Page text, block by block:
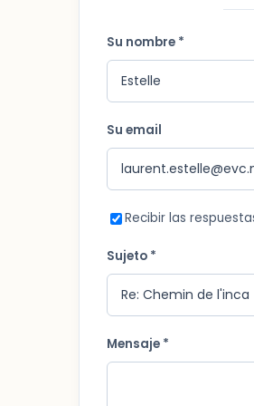
Su nombre *
Su email
Recibir las
Sujeto *
Mensaje *